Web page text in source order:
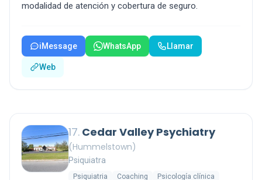
modalidad de atención y cobertura de seguro.
iMessage WhatsApp Llamar
Web
17. Cedar Valley Psychiatry
(Hummelstown)
Psiquiatra
Psiquiatria Coaching
Psicología clínica